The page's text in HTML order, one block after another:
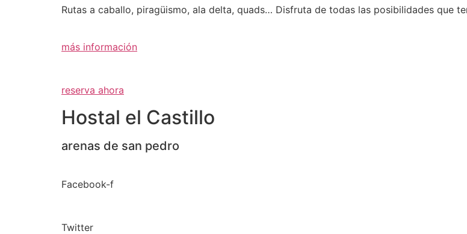
Rutas a caballo, piragüismo, ala delta, quads… Disfruta de todas las posibilidades que
más información
reserva ahora
Hostal el Castillo
arenas de san pedro
Facebook-f
Twitter